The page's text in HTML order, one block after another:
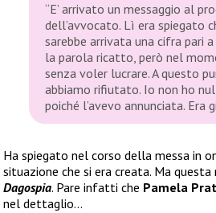
“E’ arrivato un messaggio al
dell’avvocato. Lì era spiegato
sarebbe arrivata una cifra pari
la parola ricatto, però nel
senza voler lucrare. A questo
abbiamo rifiutato. Io non ho
poiché l’avevo annunciata.
Ha spiegato nel corso della messa in
situazione che si era creata. Ma
Dagospia. Pare infatti che Pamela
nel dettaglio…